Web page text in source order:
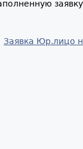
Заявка Юр.лицо